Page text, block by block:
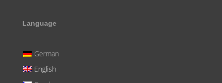
Language
German
English